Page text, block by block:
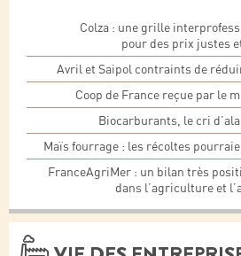
Colza : une grille
pour des prix justes
Avril et Saipol contraints de
Coop de France reçue par le
Biocarburants, le cri
Maïs fourrage : les récoltes
FranceAgriMer : un bilan très
dans l’agriculture et